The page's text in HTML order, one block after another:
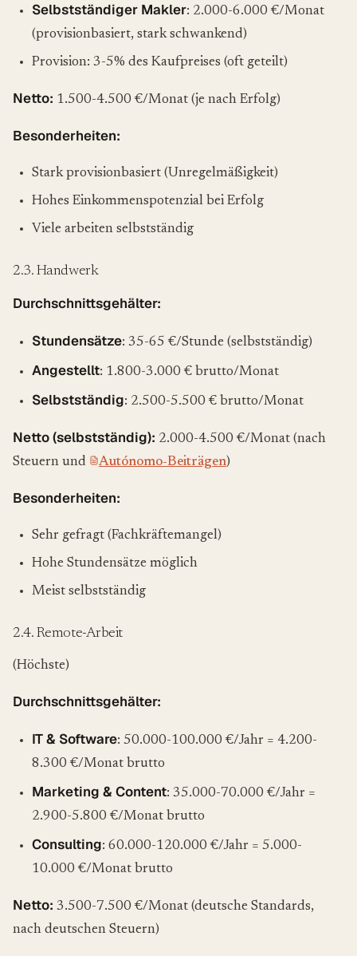
Selbstständiger Makler: 2.000-6.000 €/Monat
(provisionbasiert, stark schwankend)
Provision: 3-5% des Kaufpreises (oft geteilt)
Netto: 1.500-4.500 €/Monat (je nach Erfolg)
Besonderheiten:
Stark provisionbasiert (Unregelmäßigkeit)
Hohes Einkommenspotenzial bei Erfolg
Viele arbeiten selbstständig
2.3. Handwerk
Durchschnittsgehälter:
Stundensätze: 35-65 €/Stunde (selbstständig)
Angestellt: 1.800-3.000 € brutto/Monat
Selbstständig: 2.500-5.500 € brutto/Monat
Netto (selbstständig): 2.000-4.500 €/Monat (nach
Steuern und
Autónomo-Beiträgen)
Besonderheiten:
Sehr gefragt (Fachkräftemangel)
Hohe Stundensätze möglich
Meist selbstständig
2.4. Remote-Arbeit
(Höchste)
Durchschnittsgehälter:
IT & Software: 50.000-100.000 €/Jahr = 4.200-
8.300 €/Monat brutto
Marketing & Content: 35.000-70.000 €/Jahr =
2.900-5.800 €/Monat brutto
Consulting: 60.000-120.000 €/Jahr = 5.000-
10.000 €/Monat brutto
Netto: 3.500-7.500 €/Monat (deutsche Standards,
nach deutschen Steuern)